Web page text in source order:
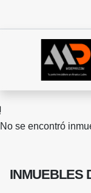
No se encontró
INMUEBLES